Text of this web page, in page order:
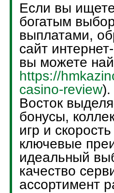
Если вы
богатым
выплатами,
сайт
вы можете
https://
casino-review).
Восток
бонусы,
игр и
ключевые
идеальный
качество
ассортимент